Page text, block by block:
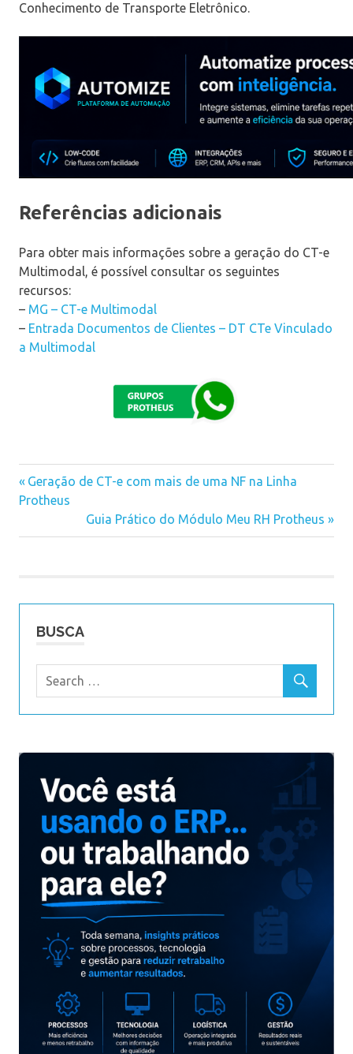
Conhecimento de Transporte Eletrônico.
Referências adicionais
Para obter mais informações sobre a geração do CT-e
Multimodal, é possível consultar os seguintes
recursos:
– MG – CT-e Multimodal
– Entrada Documentos de Clientes – DT CTe Vinculado
a Multimodal
Navegação
Previous
Post:
Geração de CT-e com mais de uma NF na Linha
Protheus
Next
Post:
Guia Prático do Módulo Meu RH Protheus
BUSCA